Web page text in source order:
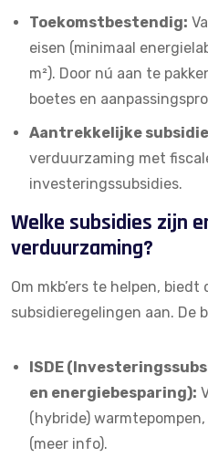
Toekomstbestendig:
eisen (minimaal
m²). Door nú aan te
boetes en
Aantrekkelijke
verduurzaming met
investeringssubsidies.
Welke subsidies zijn
verduurzaming?
Om mkb’ers te helpen,
subsidieregelingen aan. De
ISDE
en energiebesparing):
(hybride)
(meer info).